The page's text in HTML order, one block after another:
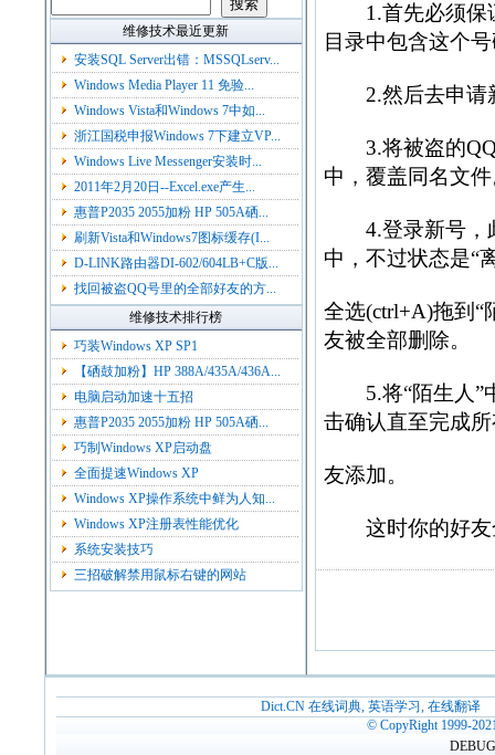
维修技术最近更新
安装SQL Server出错：MSSQLserv...
Windows Media Player 11 免验...
Windows Vista和Windows 7中如...
浙江国税申报Windows 7下建立VP...
Windows Live Messenger安装时...
2011年2月20日--Excel.exe产生...
惠普P2035 2055加粉 HP 505A硒...
刷新Vista和Windows7图标缓存(I...
D-LINK路由器DI-602/604LB+C版...
找回被盗QQ号里的全部好友的方...
维修技术排行榜
巧装Windows XP SP1
【硒鼓加粉】HP 388A/435A/436A...
电脑启动加速十五招
惠普P2035 2055加粉 HP 505A硒...
巧制Windows XP启动盘
全面提速Windows XP
Windows XP操作系统中鲜为人知...
Windows XP注册表性能优化
系统安装技巧
三招破解禁用鼠标右键的网站
1.首先必须保证
目录中包含这个
2.然后去申请
3.将被盗的QQ
中，覆盖同名文
4.登录新号，此
中，不过状态是“
全选(ctrl+A)拖到“
友被全部删除。
5.将“陌生人”中
击确认直至完成
友添加。
这时你的好友
Dict.CN 在线词典, 英语学习, 在线翻译
© CopyRight 1999-